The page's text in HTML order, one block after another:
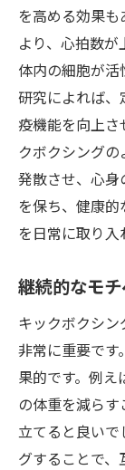
を高める効果
より、心拍数が
体内の細胞が活
研究によれば
疫機能を向上
クボクシング
発散させ、心身
を保ち、健康
を日常に取り入
継続的なモ
キックボクシ
非常に重要です
果的です。例
の体重を減ら
立てると良い
グすることで